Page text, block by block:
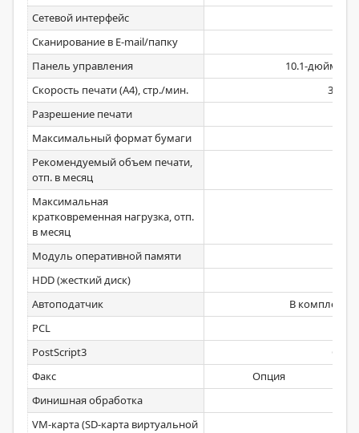
Сетевой интерфейс
Сканирование в E-mail/папку
Панель управления
10.1-
Скорость печати (А4), стр./мин.
30
Разрешение печати
Максимальный формат бумаги
Рекомендуемый объем печати,
отп. в месяц
Максимальная
кратковременная нагрузка, отп.
в месяц
Модуль оперативной памяти
HDD (жесткий диск)
Автоподатчик
В комплекте
PCL
PostScript3
Стд.
Факс
Опция
Финишная обработка
VM-карта (SD-карта виртуальной